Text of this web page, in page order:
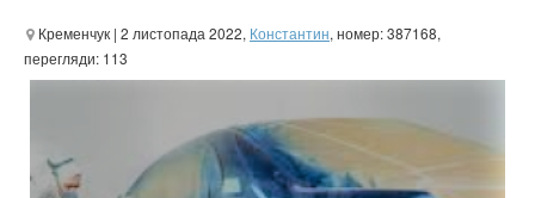
Кременчук | 2 листопада 2022, Константин, номер: 387168,
перегляди: 113